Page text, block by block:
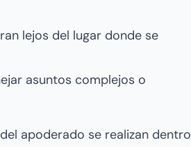
lejos del lugar donde se
asuntos complejos o
apoderado se realizan dentro